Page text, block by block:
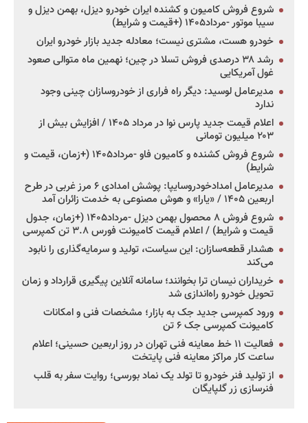
شروع فروش کامیون و کشنده ایران خودرو دیزل، بهمن دیزل و
سیبا موتور -مرداد۱۴۰۵ (+قیمت و شرایط)
خودرو هست، مشتری نیست؛ معادله جدید بازار خودرو ایران
رشد ۳۸ درصدی فروش تسلا در چین؛ نهمین ماه متوالی صعود
غول آمریکایی
مدیرعامل لوسید: دیگر راه فراری از خودروسازان چینی وجود
ندارد
اعلام قیمت جدید پارس نوا در مرداد ۱۴۰۵ / افزایش بیش از
۲۰۳ میلیون تومانی
شروع فروش کشنده و کامیون فاو -مرداد۱۴۰۵ (+زمان، قیمت و
شرایط)
مدیرعامل امدادخودروسایپا: پوشش امدادی ۶ مرز غربی در طرح
اربعین ۱۴۰۵ / «یارا» و هوش مصنوعی به خدمت زائران آمد
شروع فروش ۸ محصول بهمن دیزل -مرداد۱۴۰۵ (+زمان، جدول
قیمت و شرایط) / اعلام قیمت کامیونت فورس ۳.۸ تن کمپرسی
هشدار قطعه‌سازان: این سیاست، تولید و سرمایه‌گذاری را نابود
می‌کند
خریداران نیسان ترا بخوانند؛ سامانه آنلاین پیگیری قرارداد و زمان
تحویل خودرو راه‌اندازی شد
ورود کمپرسی جدید جک به بازار؛ مشخصات فنی و امکانات
کامیونت کمپرسی جک ۶ تن
فعالیت ۱۱ خط معاینه فنی تهران در روز اربعین حسینی؛ اعلام
ساعت کار مراکز معاینه فنی پایتخت
از تولید فنر خودرو تا تولد یک نماد بورسی؛ روایت سفر به قلب
فنرسازی زر گلپایگان